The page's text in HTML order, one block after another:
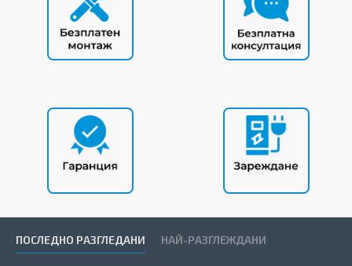
ПОСЛЕДНО РАЗГЛЕДАНИ НАЙ-РАЗГЛЕЖДАНИ